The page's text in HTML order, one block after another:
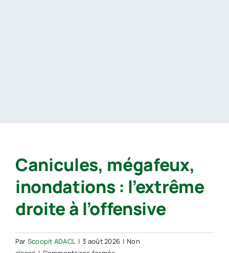
Canicules, mégafeux,
inondations : l’extrême
droite à l’offensive
Par Scoopit ADACL | 3 août 2026 | Non